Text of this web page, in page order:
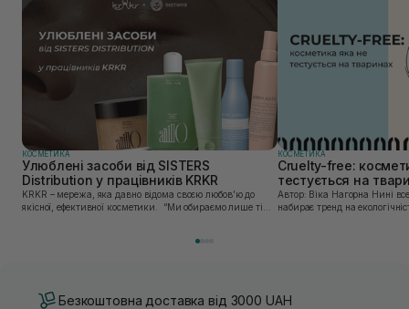
КОСМЕТИКА
Улюблені засоби від SISTERS
Distribution у працівників KRKR
KRKR – мережа, яка давно відома своєю любов’ю до
якісної, ефективної косметики. “Ми обираємо лише ті
КОСМЕТИКА
Cruelty-free:
тестується на
Автор: Віка Нагорна Нині все більшої популярності
набирає тренд на
Безкоштовна доставка від 3000 UAH